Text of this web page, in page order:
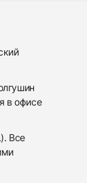
в офисе
Все